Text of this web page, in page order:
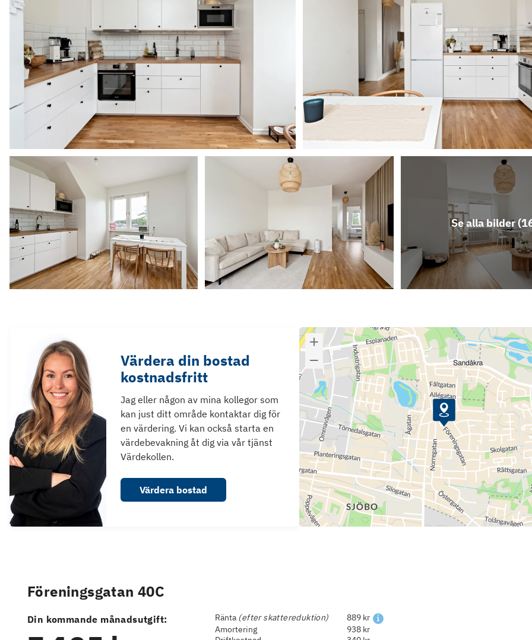
Se alla bilder (
Värdera din bostad
kostnadsfritt
Jag eller någon av mina kollegor som
kan just ditt område kontaktar dig för
en värdering. Vi kan också starta en
värdebevakning åt dig via vår tjänst
Värdekollen.
Värdera bostad
Föreningsgatan 40C
Din kommande månadsutgift: Ränta (efter skattereduktion)
889 kr
Amortering
938 kr